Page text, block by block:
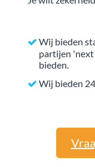
Wij bieden
partijen
bieden.
Wij bieden